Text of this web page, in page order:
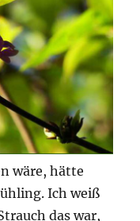
wäre, hätte
Ich weiß
das war,